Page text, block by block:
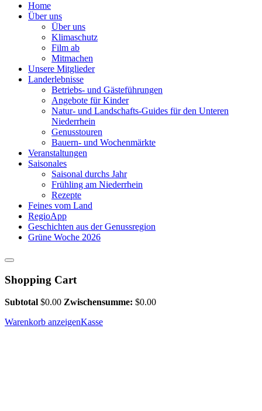
Home
Über uns
Über uns
Klimaschutz
Film ab
Mitmachen
Unsere Mitglieder
Landerlebnisse
Betriebs- und Gästeführungen
Angebote für Kinder
Natur- und Landschafts-Guides für den Unteren
Niederrhein
Genusstouren
Bauern- und Wochenmärkte
Veranstaltungen
Saisonales
Saisonal durchs Jahr
Frühling am Niederrhein
Rezepte
Feines vom Land
RegioApp
Geschichten aus der Genussregion
Grüne Woche 2026
Shopping Cart
Subtotal $0.00 Zwischensumme: $0.00
Warenkorb anzeigenKasse